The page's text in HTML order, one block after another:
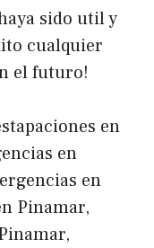
sido util y
cualquier
el futuro!
en
en
en
Pinamar,